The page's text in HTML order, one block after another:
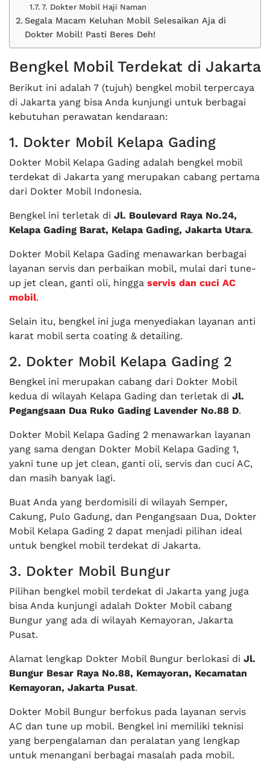
7. Dokter Mobil Haji Naman
Segala Macam Keluhan Mobil Selesaikan Aja di
Dokter Mobil! Pasti Beres Deh!
Bengkel Mobil Terdekat di Jakarta
Berikut ini adalah 7 (tujuh) bengkel mobil terpercaya
di Jakarta yang bisa Anda kunjungi untuk berbagai
kebutuhan perawatan kendaraan:
1. Dokter Mobil Kelapa Gading
Dokter Mobil Kelapa Gading adalah bengkel mobil
terdekat di Jakarta yang merupakan cabang pertama
dari Dokter Mobil Indonesia.
Bengkel ini terletak di Jl. Boulevard Raya No.24,
Kelapa Gading Barat, Kelapa Gading, Jakarta Utara.
Dokter Mobil Kelapa Gading menawarkan berbagai
layanan servis dan perbaikan mobil, mulai dari tune-
up jet clean, ganti oli, hingga servis dan cuci AC
mobil.
Selain itu, bengkel ini juga menyediakan layanan anti
karat mobil serta coating & detailing.
2. Dokter Mobil Kelapa Gading 2
Bengkel ini merupakan cabang dari Dokter Mobil
kedua di wilayah Kelapa Gading dan terletak di Jl.
Pegangsaan Dua Ruko Gading Lavender No.88 D.
Dokter Mobil Kelapa Gading 2 menawarkan layanan
yang sama dengan Dokter Mobil Kelapa Gading 1,
yakni tune up jet clean, ganti oli, servis dan cuci AC,
dan masih banyak lagi.
Buat Anda yang berdomisili di wilayah Semper,
Cakung, Pulo Gadung, dan Pengangsaan Dua, Dokter
Mobil Kelapa Gading 2 dapat menjadi pilihan ideal
untuk bengkel mobil terdekat di Jakarta.
3. Dokter Mobil Bungur
Pilihan bengkel mobil terdekat di Jakarta yang juga
bisa Anda kunjungi adalah Dokter Mobil cabang
Bungur yang ada di wilayah Kemayoran, Jakarta
Pusat.
Alamat lengkap Dokter Mobil Bungur berlokasi di Jl.
Bungur Besar Raya No.88, Kemayoran, Kecamatan
Kemayoran, Jakarta Pusat.
Dokter Mobil Bungur berfokus pada layanan servis
AC dan tune up mobil. Bengkel ini memiliki teknisi
yang berpengalaman dan peralatan yang lengkap
untuk menangani berbagai masalah pada mobil.